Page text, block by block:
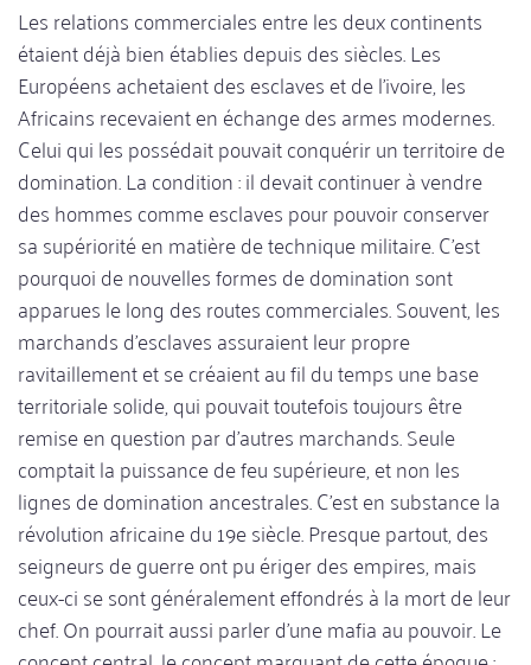
Les relations commerciales entre les deux continents
étaient déjà bien établies depuis des siècles. Les
Européens achetaient des esclaves et de l'ivoire, les
Africains recevaient en échange des armes modernes.
Celui qui les possédait pouvait conquérir un territoire de
domination. La condition : il devait continuer à vendre
des hommes comme esclaves pour pouvoir conserver
sa supériorité en matière de technique militaire. C'est
pourquoi de nouvelles formes de domination sont
apparues le long des routes commerciales. Souvent, les
marchands d'esclaves assuraient leur propre
ravitaillement et se créaient au fil du temps une base
territoriale solide, qui pouvait toutefois toujours être
remise en question par d'autres marchands. Seule
comptait la puissance de feu supérieure, et non les
lignes de domination ancestrales. C'est en substance la
révolution africaine du 19e siècle. Presque partout, des
seigneurs de guerre ont pu ériger des empires, mais
ceux-ci se sont généralement effondrés à la mort de leur
chef. On pourrait aussi parler d'une mafia au pouvoir. Le